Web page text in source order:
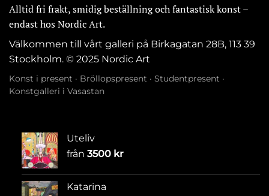
Alltid fri frakt, smidig beställning och fantastisk konst –
endast hos Nordic Art.
Välkommen till vårt galleri på Birkagatan 28B, 113 39
Stockholm. © 2025 Nordic Art
Konst i present · Bröllopspresent · Studentpresent ·
Konstgalleri i Vasastan
Uteliv
från 3500 kr
Katarina